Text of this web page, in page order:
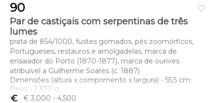
favorite_border
90
Par de castiçais com serpentinas de três
lumes
prata de 854/1000, fustes gomados, pés zoomórficos,
Portugueses, restauros e amolgadelas, marca de
ensaiador do Porto (1870-1877), marca de ourives
atribuível a Guilherme Soares (c. 1887)
Dimensões (altura x comprimento x largura) - 55,5 cm;
Peso - 2.370 g.
euro_symbol
€ 3,000 - 4,500